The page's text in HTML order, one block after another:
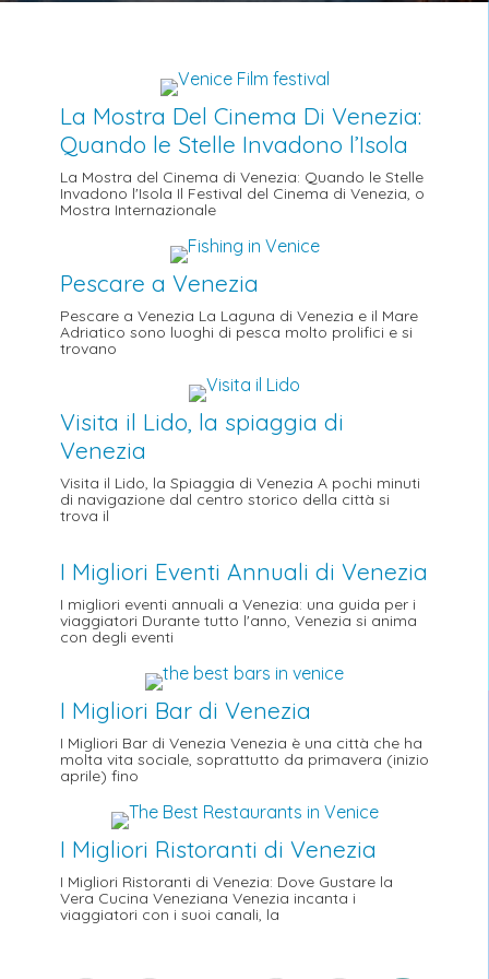
La Mostra Del Cinema Di Venezia:
Quando le Stelle Invadono l’Isola
La Mostra del Cinema di Venezia: Quando le Stelle
Invadono l'Isola Il Festival del Cinema di Venezia, o
Mostra Internazionale
Pescare a Venezia
Pescare a Venezia La Laguna di Venezia e il Mare
Adriatico sono luoghi di pesca molto prolifici e si
trovano
Visita il Lido, la spiaggia di
Venezia
Visita il Lido, la Spiaggia di Venezia A pochi minuti
di navigazione dal centro storico della città si
trova il
I Migliori Eventi Annuali di Venezia
I migliori eventi annuali a Venezia: una guida per i
viaggiatori Durante tutto l'anno, Venezia si anima
con degli eventi
I Migliori Bar di Venezia
I Migliori Bar di Venezia Venezia è una città che ha
molta vita sociale, soprattutto da primavera (inizio
aprile) fino
I Migliori Ristoranti di Venezia
I Migliori Ristoranti di Venezia: Dove Gustare la
Vera Cucina Veneziana Venezia incanta i
viaggiatori con i suoi canali, la